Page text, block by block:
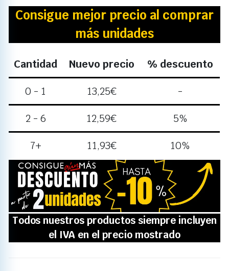
Consigue mejor precio al comprar
más unidades
Cantidad Nuevo precio % descuento
0 - 1 13,25€ -
2 - 6 12,59€ 5%
7+ 11,93€ 10%